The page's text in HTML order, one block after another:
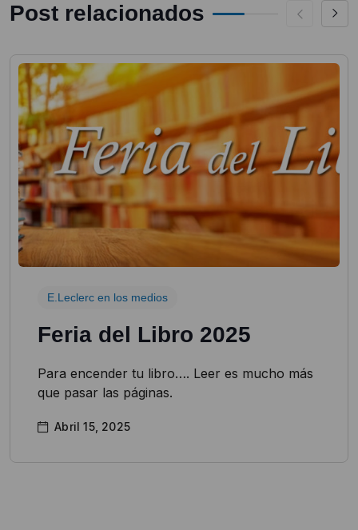
Post relacionados
E.Leclerc en los medios
Feria del Libro 2025
Para encender tu libro…. Leer es mucho más
que pasar las páginas.
Abril 15, 2025